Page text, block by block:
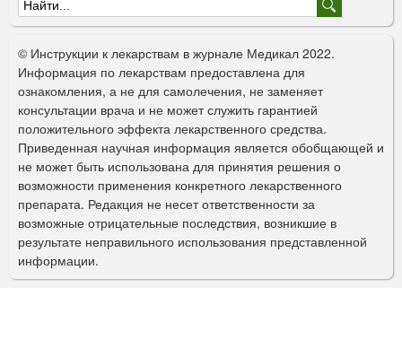
Ф
о
р
м
а
п
о
и
с
к
© Инструкции к лекарствам в журнале Медикал 2022.
Информация по лекарствам предоставлена для
ознакомления, а не для самолечения, не заменяет
консультации врача и не может служить гарантией
положительного эффекта лекарственного средства.
Приведенная научная информация является обобщающей и
не может быть использована для принятия решения о
возможности применения конкретного лекарственного
препарата. Редакция не несет ответственности за
возможные отрицательные последствия, возникшие в
результате неправильного использования представленной
информации.